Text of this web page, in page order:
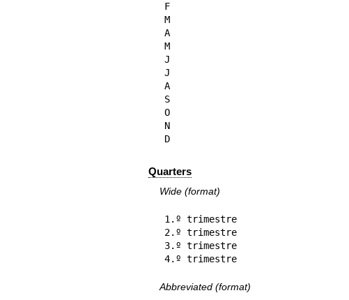
F
M
A
M
J
J
A
S
O
N
D
Quarters
Wide (format)
1.º trimestre
2.º trimestre
3.º trimestre
4.º trimestre
Abbreviated (format)